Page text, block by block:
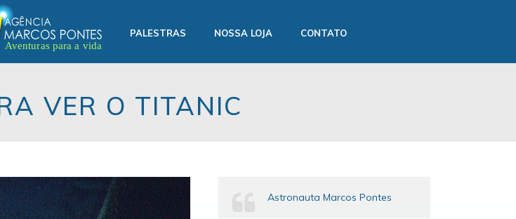
PALESTRAS NOSSA LOJA CONTATO
VER O TITANIC
Astronauta Marcos Pontes